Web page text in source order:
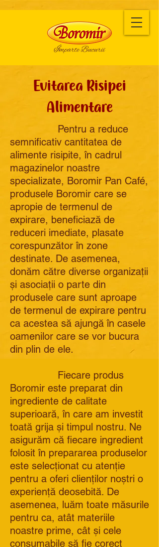
Evitarea Risipei
Alimentare
Pentru a reduce
semnificativ cantitatea de
alimente risipite, în cadrul
magazinelor noastre
specializate, Boromir Pan Café,
produsele Boromir care se
apropie de termenul de
expirare, beneficiază de
reduceri imediate, plasate
corespunzător în zone
destinate. De asemenea,
donăm către diverse organizații
și asociații o parte din
produsele care sunt aproape
de termenul de expirare pentru
ca acestea să ajungă în casele
oamenilor care se vor bucura
din plin de ele.
Fiecare produs
Boromir este preparat din
ingrediente de calitate
superioară, în care am investit
toată grija și timpul nostru. Ne
asigurăm că fiecare ingredient
folosit în prepararea produselor
este selecționat cu atenție
pentru a oferi clienților noștri o
experiență deosebită. De
asemenea, luăm toate măsurile
pentru ca, atât materiile
noastre prime, cât și cele
consumabile să fie corect